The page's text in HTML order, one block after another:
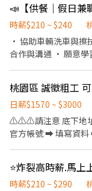
15:00~00:00- 底薪
20:00~00:00- 底薪
交通車＜＜▬ 1.⭐️新北市板橋⭐️07:40板橋車站➔08:30-45長榮倉 ⬇️
上班時間：早班09:00-18:00(
⭐️07:40新莊體育館
18:00(只有到長榮倉) ▬＞＞快速應徵＜＜▬ 👉+官方好友👉
庭庭:0927112395❤️
355-4436（分機300
供個資！
備檢查 •定期檢查消防設備、警報系統、門禁設施 等，確保正常運
作 •發現故障時及時回報並協助維修 4. 應急處理 •在發生突發事件
（如火災、意外、鬥毆等） 時，立即啟動應對措
員、撥打報警電話，並與相關單 位合作處理
訪者提供基本諮詢與指引 •維持現場秩序，確保安全與
7. 包裹與信件管理 •收件登記：負責接收住戶或公司員工的郵 件、
通知收件人：透過對講機、電話
裹存放管理：按照規定分類存放
寄件協助：根據需求，協助寄送信
流單位。
時薪$210 ~ $240
• 協助車輛洗車與擦拭作業 • 維持工作環境整潔
合作與溝通
日薪$1570 ~ $3000
⚠️⚠️⚠️請注意 底下地址並非工作
官方帳號 ➡ 填寫資
場有搬運車)等 依現場主管要求完
班1小時$275(長期配
時薪$210 ~ $290